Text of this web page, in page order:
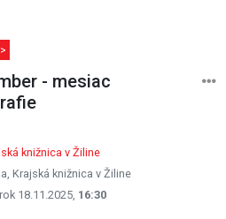
- mesiac
knižnica v Žiline
Krajská knižnica v Žiline
18.11.2025, 16:30